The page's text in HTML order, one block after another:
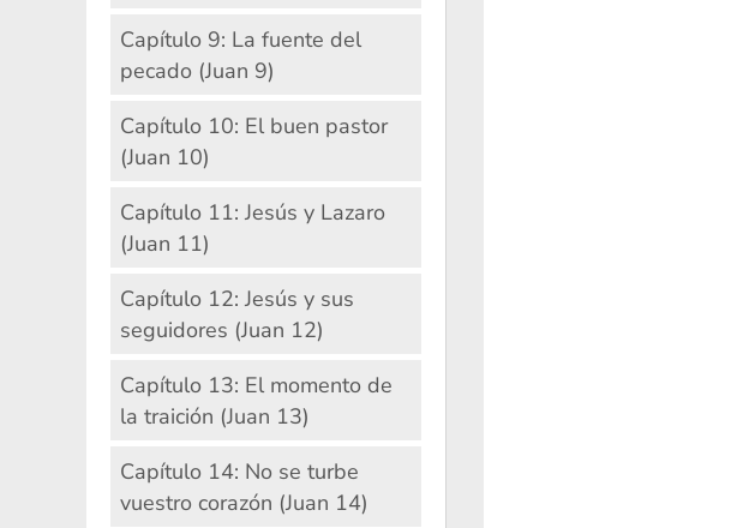
Capítulo 9: La fuente del
pecado (Juan 9)
Capítulo 10: El buen pastor
(Juan 10)
Capítulo 11: Jesús y Lazaro
(Juan 11)
Capítulo 12: Jesús y sus
seguidores (Juan 12)
Capítulo 13: El momento de
la traición (Juan 13)
Capítulo 14: No se turbe
vuestro corazón (Juan 14)